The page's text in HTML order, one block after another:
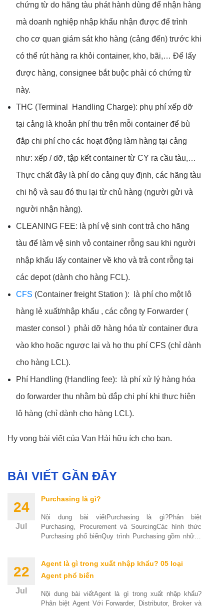
chứng từ do hãng tàu phát hành dùng để nhận hàng
mà doanh nghiệp nhập khẩu nhận được để trình
cho cơ quan giám sát kho hàng (cảng đến) trước khi
có thể rút hàng ra khỏi container, kho, bãi,… Để lấy
được hàng, consignee bắt buộc phải có chứng từ
này.
THC (Terminal Handling Charge): phụ phí xếp dỡ
tại cảng là khoản phí thu trên mỗi container để bù
đắp chi phí cho các hoạt động làm hàng tại cảng
như: xếp / dỡ, tập kết container từ CY ra cầu tàu,…
Thực chất đây là phí do cảng quy định, các hãng tàu
chi hộ và sau đó thu lại từ chủ hàng (người gửi và
người nhận hàng).
CLEANING FEE: là phí vệ sinh cont trả cho hãng
tàu để làm vệ sinh vỏ container rỗng sau khi người
nhập khẩu lấy container về kho và trả cont rỗng tại
các depot (dành cho hàng FCL).
CFS (Container freight Station ): là phí cho một lô
hàng lẻ xuất/nhập khẩu , các công ty Forwarder (
master consol ) phải dỡ hàng hóa từ container đưa
vào kho hoặc ngược lại và họ thu phí CFS (chỉ dành
cho hàng LCL).
Phí Handling (Handling fee): là phí xử lý hàng hóa
do forwarder thu nhằm bù đắp chi phí khi thực hiện
lô hàng (chỉ dành cho hàng LCL).
Hy vọng bài viết của Vạn Hải hữu ích cho bạn.
BÀI VIẾT GẦN ĐÂY
24
Jul
Purchasing là gì?
Nội dung bài viếtPurchasing là gì?Phân biệt
Purchasing, Procurement và SourcingCác hình thức
Purchasing phổ biếnQuy trình Purchasing gồm những
22
Jul
Agent là gì trong xuất nhập khẩu? 05 loại
Agent phổ biến
Nội dung bài viếtAgent là gì trong xuất nhập khẩu?
Phân biệt Agent Với Forwarder, Distributor, Broker và